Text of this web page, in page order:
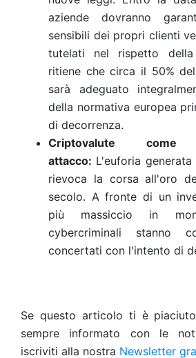
aziende dovranno
sensibili dei propri clienti
tutelati nel rispetto
ritiene che circa il 50%
sarà adeguato
della normativa europea
di decorrenza.
Criptovalute
attacco: L'euforia
rievoca la corsa all'oro
secolo. A fronte di un
più massiccio in
cybercriminali stanno
concertati con l'intento di
Se questo articolo ti è
sempre informato con le
iscriviti alla nostra Newsletter